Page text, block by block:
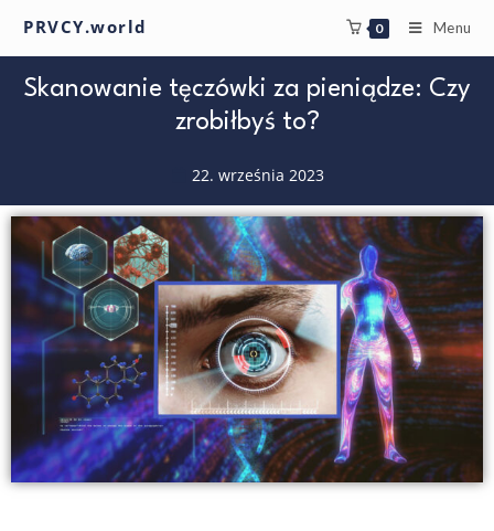
PRVCY.world 0 Menu
Skanowanie tęczówki za pieniądze: Czy
zrobiłbyś to?
22. września 2023